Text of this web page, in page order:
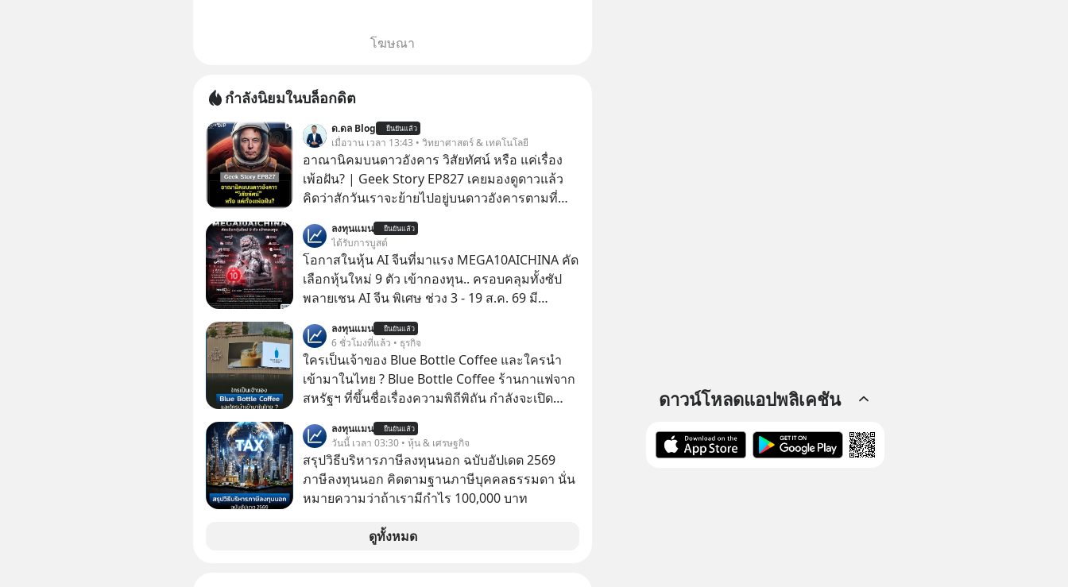
โฆษณา
กำลังนิยมในบล็อกดิต
ด.ดล Blog ยืนยันแล้ว
เมื่อวาน เวลา 13:43 • วิทยาศาสตร์ & เทคโนโลยี
อาณานิคมบนดาวอังคาร วิสัยทัศน์ หรือ แค่เรื่อง
เพ้อฝัน? | Geek Story EP827 เคยมองดูดาวแล้ว
คิดว่าสักวันเราจะย้ายไปอยู่บนดาวอังคารตามที่
ฝันที่มหาเศรษฐีซิลิคอนแวลลีย์วาดไว้ว่ามนุษย์นับ
ล้านจะไปสร้างอาณานิคมใหม่ ล้อมรอบด้วย
เทคโนโลยีสุดล้ำ อาจจะฟังดูน่าตื่นเต้น แต่ความ
จริงที่ถูกซ่อนไว้ใต้พรมคือ ดาวอังคารเป็นเพียงนรก
ผู้นำเทคโนโลยีถึงยังพยายามหลอกขายฝันลมๆ
แล้งๆ นี้ให้กับคนทั้งโลก พวกเขากำลังซ่อนความ
ลับอะไรไว้เบื้องหลังโปรเจกต์อวกาศที่ผลาญ
ทรัพยากรมหาศาล วันนี้เราจะมากะเทาะเปลือก
ความลวงโลกนี้กัน ใครที่คิดว่าอนาคตของ
มนุษยชาติอยู่บนดาวดวงอื่น เลือกฟังกันได้เลยนะ
ครับ อย่าลืมกด Follow ติดตาม PodCast ช่อง
Geek Forever’s Podcast ของผมกันด้วยนะครับ
🎧 ฟังผ่าน Spotify :
https://tinyurl.com/3yma5h3e 🎧 ฟังผ่าน
ฟังผ่าน Podbean : https://tinyurl.com/4kurcs6x
ลงทุนแมน ยืนยันแล้ว
ได้รับการบูสต์
โอกาสในหุ้น AI จีนที่มาแรง MEGA10AICHINA คัด
เลือกหุ้นใหม่ 9 ตัว เข้ากองทุน.. ครอบคลุมทั้งซัป
พลายเชน AI จีน พิเศษ ช่วง 3 - 19 ส.ค. 69 มี
บาทขึ้นไป ฟรีค่าธรรมเนียมซื้อ
ลงทุนแมน ยืนยันแล้ว
6 ชั่วโมงที่แล้ว • ธุรกิจ
ใครเป็นเจ้าของ Blue Bottle Coffee และใครนำ
เข้ามาในไทย ? Blue Bottle Coffee ร้านกาแฟจาก
สหรัฐฯ ที่ขึ้นชื่อเรื่องความพิถีพิถัน กำลังจะเปิด
ลงทุนแมน ยืนยันแล้ว
วันนี้ เวลา 03:30 • หุ้น & เศรษฐกิจ
สรุปวิธีบริหารภาษีลงทุนนอก ฉบับอัปเดต 2569
ภาษีลงทุนนอก คิดตามฐานภาษีบุคคลธรรมดา นั่น
หมายความว่าถ้าเรามีกำไร 100,000 บาท
ดูทั้งหมด
ดาวน์โหลดแอปพลิเคชัน